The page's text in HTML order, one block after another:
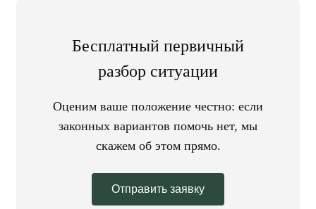
Бесплатный первичный
разбор ситуации
Оценим ваше положение честно: если
законных вариантов помочь нет, мы
скажем об этом прямо.
Отправить заявку